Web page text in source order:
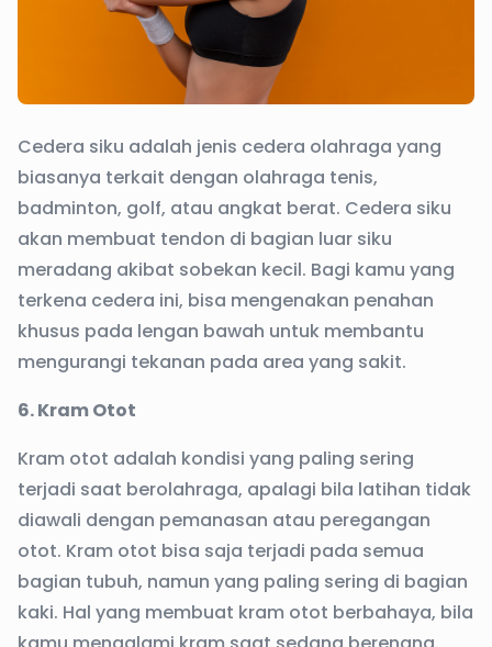
Cedera siku adalah jenis cedera olahraga yang
biasanya terkait dengan olahraga tenis,
badminton, golf, atau angkat berat. Cedera siku
akan membuat tendon di bagian luar siku
meradang akibat sobekan kecil. Bagi kamu yang
terkena cedera ini, bisa mengenakan penahan
khusus pada lengan bawah untuk membantu
mengurangi tekanan pada area yang sakit.
6. Kram Otot
Kram otot adalah kondisi yang paling sering
terjadi saat berolahraga, apalagi bila latihan tidak
diawali dengan pemanasan atau peregangan
otot. Kram otot bisa saja terjadi pada semua
bagian tubuh, namun yang paling sering di bagian
kaki. Hal yang membuat kram otot berbahaya, bila